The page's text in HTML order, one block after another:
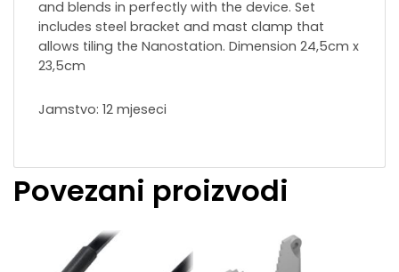
and blends in perfectly with the device. Set
includes steel bracket and mast clamp that
allows tiling the Nanostation. Dimension 24,5cm x
23,5cm
Jamstvo: 12 mjeseci
Povezani proizvodi